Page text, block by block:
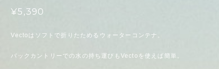
¥5,390
Vectoはソフトで折りたためるウォーターコンテナ。
バックカントリーでの水の持ち運びもVectoを使えば簡単。